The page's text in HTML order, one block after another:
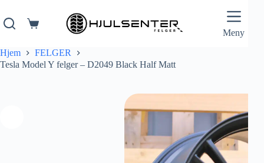
innholdetHandlekurv Meny
Hjem
FELGER
Tesla Model Y felger – D2049 Black Half Matt